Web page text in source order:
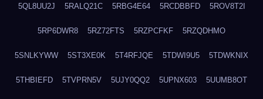
5QL8UU2J 5RALQ21C 5RBG4E64 5RCDBBFD 5ROV8T2I
5RP6DWR8 5RZ72FTS 5RZPCFKF 5RZQDHMO
5SNLKYWW 5ST3XE0K 5T4RFJQE 5TDWI9U5 5TDWKNIX
5THBIEFD 5TVPRN5V 5UJY0QQ2 5UPNX603 5UUMB8OT